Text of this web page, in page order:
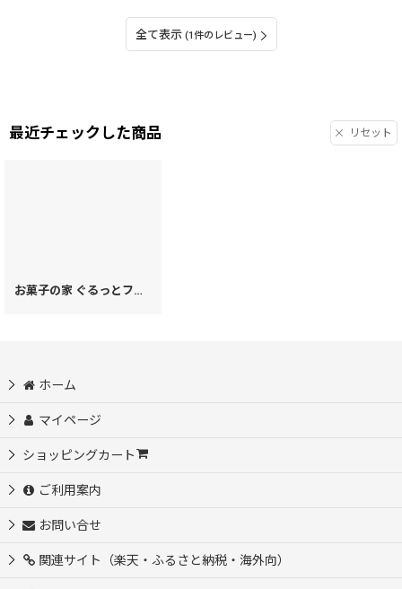
全て表示 (1件のレビュー)
最近チェックした商品 リセット
お菓子の家 ぐるっとファスナーの長財布［t］
ホーム
マイページ
ショッピングカート
ご利用案内
お問い合せ
関連サイト（楽天・ふるさと納税・海外向）